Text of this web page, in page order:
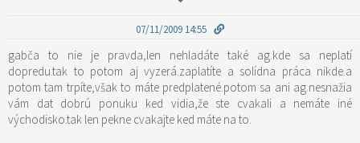
07/11/2009 14:55
gabča to nie je pravda,len nehladáte také ag.kde sa neplatí
dopredu.tak to potom aj vyzerá.zaplatíte a solídna práca nikde.a
potom tam trpíte,však to máte predplatené.potom sa ani ag.nesnažia
vám dat dobrú ponuku ked vidia,že ste cvakali a nemáte iné
východisko.tak len pekne cvakajte ked máte na to.